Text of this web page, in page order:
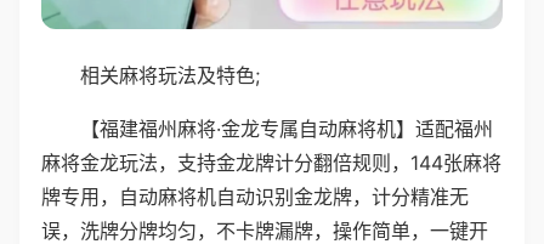
相关麻将玩法及特色;
【福建福州麻将·金龙专属自动麻将机】适配福州
麻将金龙玩法，支持金龙牌计分翻倍规则，144张麻将
牌专用，自动麻将机自动识别金龙牌，计分精准无
误，洗牌分牌均匀，不卡牌漏牌，操作简单，一键开